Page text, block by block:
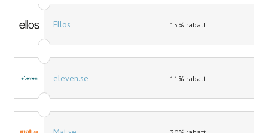
Ellos 15% rabatt
eleven.se 11% rabatt